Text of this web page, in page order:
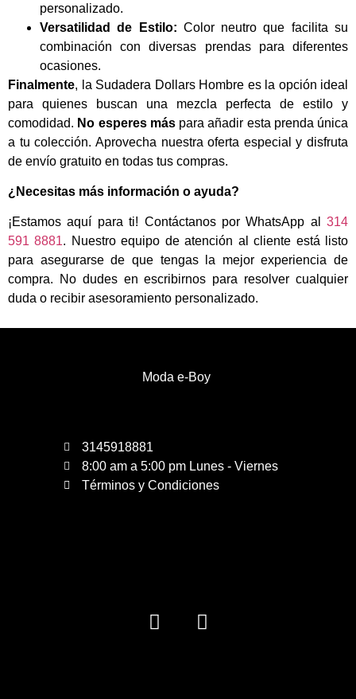
personalizado.
Versatilidad de Estilo: Color neutro que facilita su
combinación con diversas prendas para diferentes
ocasiones.
Finalmente, la Sudadera Dollars Hombre es la opción ideal
para quienes buscan una mezcla perfecta de estilo y
comodidad. No esperes máspara añadir esta prenda única
a tu colección. Aprovecha nuestra oferta especial y disfruta
de envío gratuito en todas tus compras.
¿Necesitas más información o ayuda?
¡Estamos aquí para ti! Contáctanos por WhatsApp al 314
591 8881. Nuestro equipo de atención al cliente está listo
para asegurarse de que tengas la mejor experiencia de
compra. No dudes en escribirnos para resolver cualquier
duda o recibir asesoramiento personalizado.
Moda e-Boy
3145918881
8:00 am a 5:00 pm Lunes - Viernes
Términos y Condiciones